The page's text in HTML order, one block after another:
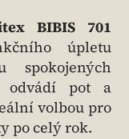
BIBIS 701
úpletu
odvádí pot a
volbou pro
po celý rok.